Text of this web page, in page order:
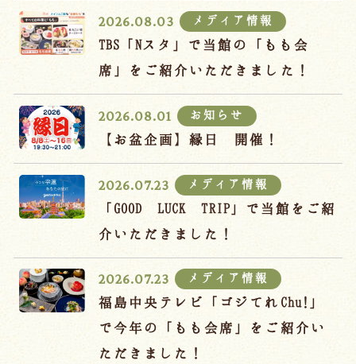
2026.08.03 メディア情報
TBS「Nスタ」で当館の「もも会
席」をご紹介いただきました！
2026.08.01 お知らせ
【お盆企画】縁日 開催！
2026.07.23 メディア情報
「GOOD LUCK TRIP」で当館をご紹
介いただきました！
2026.07.23 メディア情報
福島中央テレビ「ゴジてれChu!」
で今年の「もも会席」をご紹介い
ただきました！
空室カレンダーから選ぶ
会議・団体 吉川屋で過ごす特別な日
お知らせ よくあるご質問
予約確認・変更・キャンセル
キャンセルポリシー
宿泊約款
オンラインショップ
吉川屋×温泉むすめ